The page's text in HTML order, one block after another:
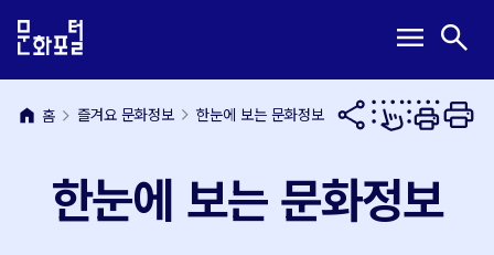
문
내
용
메
뉴
바
메
열
기
menu 검
열
기
search
home 홈 즐겨요 문화정보 한눈에 보는 문화정보
한눈에 보는 문화정보